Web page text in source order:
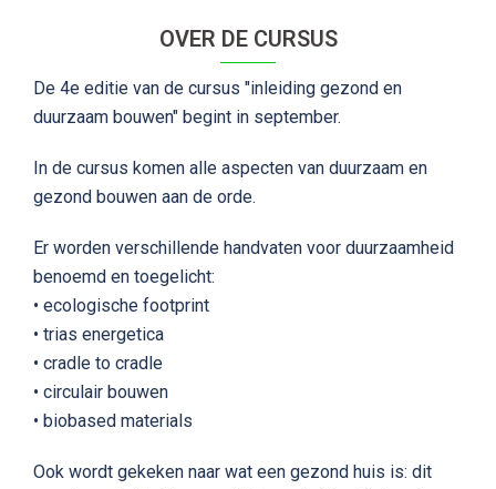
OVER DE CURSUS
De 4e editie van de cursus "inleiding gezond en
duurzaam bouwen" begint in september.
In de cursus komen alle aspecten van duurzaam en
gezond bouwen aan de orde.
Er worden verschillende handvaten voor duurzaamheid
benoemd en toegelicht:
• ecologische footprint
• trias energetica
• cradle to cradle
• circulair bouwen
• biobased materials
Ook wordt gekeken naar wat een gezond huis is: dit